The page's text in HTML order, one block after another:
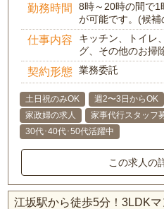
勤務時間
8時～20時の間で1
が可能です。(候
仕事内容
キッチン、トイレ
グ、その他のお掃
契約形態 業務委託
土日祝のみOK 週2〜3日からOK
家政婦の求人
家事代行スタッフ
30代･40代･50代活躍中
この求人の
江坂駅から徒歩5分！3LDK